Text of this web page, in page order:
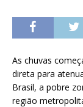
As chuvas
direta para
Brasil, a pobre
região